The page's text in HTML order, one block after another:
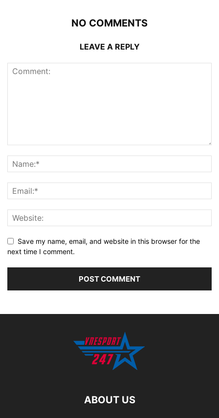
NO COMMENTS
LEAVE A REPLY
Save my name, email, and website in this browser for the
next time I comment.
ABOUT US